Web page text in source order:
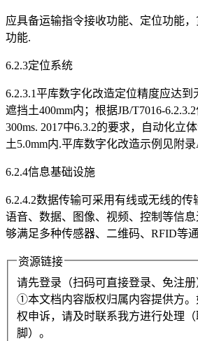
应具备运输指令接收功能、定位功能
功能.
6.2.3定位系统
6.2.3.1平库数字化改造定位精度应达到
遮挡土400mm内；根据JB/T7016-
300ms. 2017中6.3.2的要求，自动化立
土5.0mm内.平库数字化改造示例见附录
6.2.4信息基础设施
6.2.4.2数据传输可采用有线或无线的
语音、数据、图像、视频、控制等信
够满足多种传感器、二维码、RFID等
资源链接
请先登录（扫码可直接登录、免注册
①本文档内容版权归属内容提供方。
权申诉，请及时联系我方进行处理
脚）。